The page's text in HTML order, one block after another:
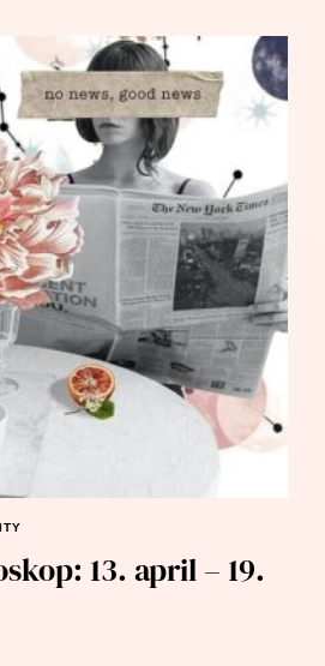
13. april – 19.